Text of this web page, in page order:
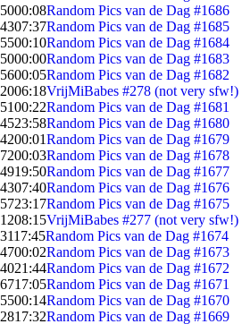
5000:08Random Pics van de Dag #1686
4307:37Random Pics van de Dag #1685
5500:10Random Pics van de Dag #1684
5000:00Random Pics van de Dag #1683
5600:05Random Pics van de Dag #1682
2006:18VrijMiBabes #278 (not very sfw!)
5100:22Random Pics van de Dag #1681
4523:58Random Pics van de Dag #1680
4200:01Random Pics van de Dag #1679
7200:03Random Pics van de Dag #1678
4919:50Random Pics van de Dag #1677
4307:40Random Pics van de Dag #1676
5723:17Random Pics van de Dag #1675
1208:15VrijMiBabes #277 (not very sfw!)
3117:45Random Pics van de Dag #1674
4700:02Random Pics van de Dag #1673
4021:44Random Pics van de Dag #1672
6717:05Random Pics van de Dag #1671
5500:14Random Pics van de Dag #1670
2817:32Random Pics van de Dag #1669